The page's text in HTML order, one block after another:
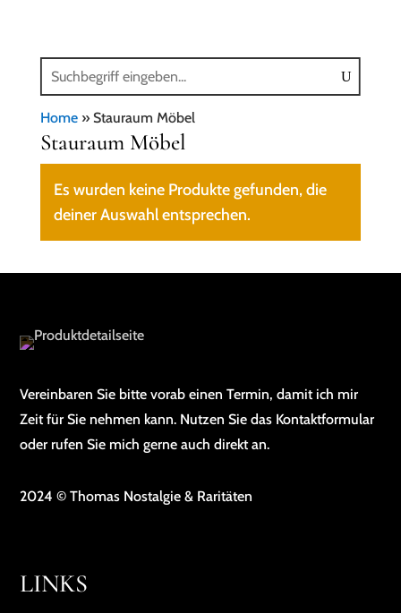
Home» Stauraum Möbel
Stauraum Möbel
Es wurden keine Produkte gefunden, die
deiner Auswahl entsprechen.
Vereinbaren Sie bitte vorab einen Termin, damit ich mir
Zeit für Sie nehmen kann. Nutzen Sie das Kontaktformular
oder rufen Sie mich gerne auch direkt an.
2024 © Thomas Nostalgie & Raritäten
LINKS